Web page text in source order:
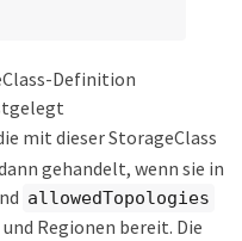
Definition
mit dieser StorageClass
gehandelt, wenn sie in
allowedTopologies
Regionen bereit. Die